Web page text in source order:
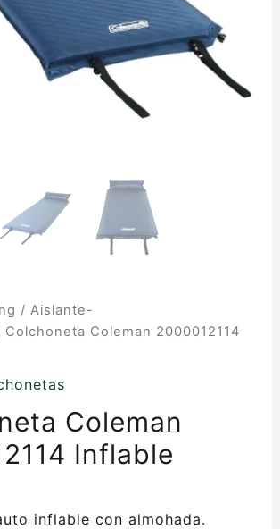
/ Aislante-
Colchoneta Coleman 2000012114
Coleman
Inflable
inflable con almohada.